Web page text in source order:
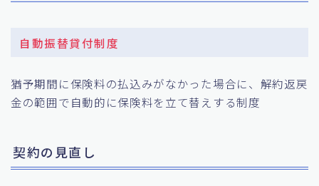
自動振替貸付制度
猶予期間に保険料の払込みがなかった場合に、解約返戻
金の範囲で自動的に保険料を立て替えする制度
契約の見直し